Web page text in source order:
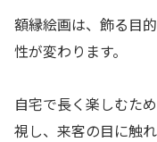
額縁絵画は、飾る目
性が変わります。
自宅で長く楽しむた
視し、来客の目に触